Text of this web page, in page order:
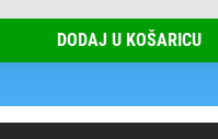
DODAJ U KOŠARICU